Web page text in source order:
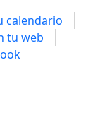
calendario
tu web